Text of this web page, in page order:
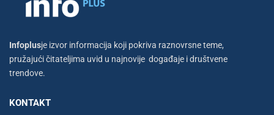
Infoplusje izvor informacija koji pokriva raznovrsne teme,
pružajući čitateljima uvid u najnovije događaje i društvene
trendove.
KONTAKT